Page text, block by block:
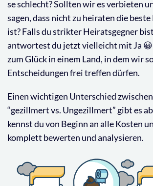
se schlecht? Sollten wir es verbieten
sagen, dass nicht zu heiraten die
ist? Falls du strikter Heiratsgegner
antwortest du jetzt vielleicht mit Ja
zum Glück in einem Land, in dem wir
Entscheidungen frei treffen dürfen.
Einen wichtigen Unterschied
“gezillmert vs. Ungezillmert” gibt es
kennst du von Beginn an alle Kosten
komplett bewerten und analysieren.